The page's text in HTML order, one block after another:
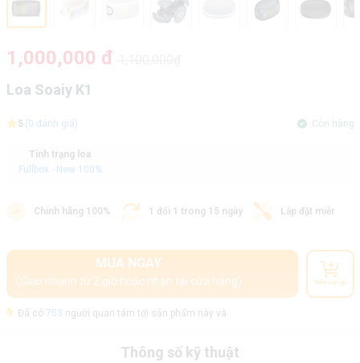
1,000,000 đ
Loa Soaiy K1
5 (0 đánh giá) Còn hàng
Tình trạng loa
Fullbox - New 100%
Chính hãng 100% 1 đổi 1 trong 15 ngày Lắp đặt miễn phí
MUA NGAY
(Giao nhanh từ 2 giờ hoặc nhận tại cửa hàng) Thêm vào giỏ
Đã có 753 người quan tâm tới sản phẩm này và
Thông số kỹ thuật